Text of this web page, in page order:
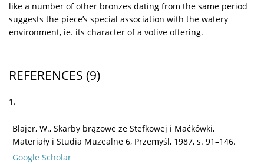
like a number of other bronzes dating from the same period
suggests the piece’s special association with the watery
environment, ie. its character of a votive offering.
REFERENCES (9)
1.
Blajer, W., Skarby brązowe ze Stefkowej i Maćkówki,
Materiały i Studia Muzealne 6, Przemyśl, 1987, s. 91–146.
Google Scholar